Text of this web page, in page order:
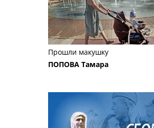
Прошли макушку
ПОПОВА Тамара